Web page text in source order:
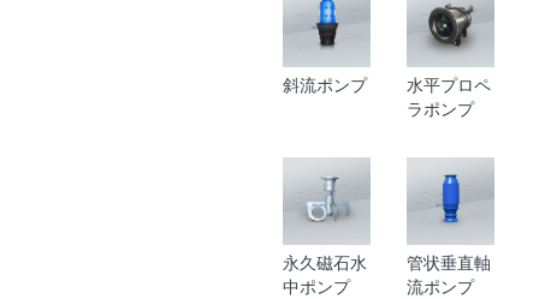
斜流ポンプ
水平プロペ
ラポンプ
永久磁石水
中ポンプ
管状垂直軸
流ポンプ